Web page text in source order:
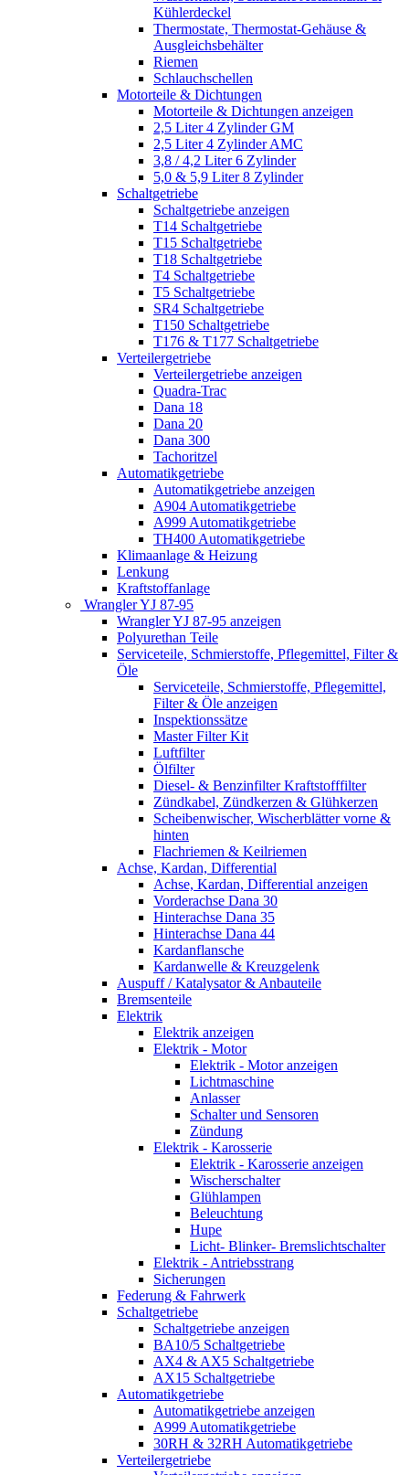
Kühlerdeckel
Thermostate, Thermostat-Gehäuse &
Ausgleichsbehälter
Riemen
Schlauchschellen
Motorteile & Dichtungen
Motorteile & Dichtungen anzeigen
2,5 Liter 4 Zylinder GM
2,5 Liter 4 Zylinder AMC
3,8 / 4,2 Liter 6 Zylinder
5,0 & 5,9 Liter 8 Zylinder
Schaltgetriebe
Schaltgetriebe anzeigen
T14 Schaltgetriebe
T15 Schaltgetriebe
T18 Schaltgetriebe
T4 Schaltgetriebe
T5 Schaltgetriebe
SR4 Schaltgetriebe
T150 Schaltgetriebe
T176 & T177 Schaltgetriebe
Verteilergetriebe
Verteilergetriebe anzeigen
Quadra-Trac
Dana 18
Dana 20
Dana 300
Tachoritzel
Automatikgetriebe
Automatikgetriebe anzeigen
A904 Automatikgetriebe
A999 Automatikgetriebe
TH400 Automatikgetriebe
Klimaanlage & Heizung
Lenkung
Kraftstoffanlage
Wrangler YJ 87-95
Wrangler YJ 87-95 anzeigen
Polyurethan Teile
Serviceteile, Schmierstoffe, Pflegemittel, Filter &
Öle
Serviceteile, Schmierstoffe, Pflegemittel,
Filter & Öle anzeigen
Inspektionssätze
Master Filter Kit
Luftfilter
Ölfilter
Diesel- & Benzinfilter Kraftstofffilter
Zündkabel, Zündkerzen & Glühkerzen
Scheibenwischer, Wischerblätter vorne &
hinten
Flachriemen & Keilriemen
Achse, Kardan, Differential
Achse, Kardan, Differential anzeigen
Vorderachse Dana 30
Hinterachse Dana 35
Hinterachse Dana 44
Kardanflansche
Kardanwelle & Kreuzgelenk
Auspuff / Katalysator & Anbauteile
Bremsenteile
Elektrik
Elektrik anzeigen
Elektrik - Motor
Elektrik - Motor anzeigen
Lichtmaschine
Anlasser
Schalter und Sensoren
Zündung
Elektrik - Karosserie
Elektrik - Karosserie anzeigen
Wischerschalter
Glühlampen
Beleuchtung
Hupe
Licht- Blinker- Bremslichtschalter
Elektrik - Antriebsstrang
Sicherungen
Federung & Fahrwerk
Schaltgetriebe
Schaltgetriebe anzeigen
BA10/5 Schaltgetriebe
AX4 & AX5 Schaltgetriebe
AX15 Schaltgetriebe
Automatikgetriebe
Automatikgetriebe anzeigen
A999 Automatikgetriebe
30RH & 32RH Automatikgetriebe
Verteilergetriebe